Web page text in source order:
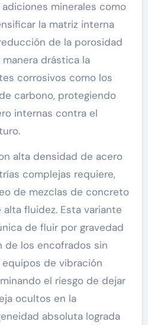
minerales como
la matriz interna
de la porosidad
drástica la
corrosivos como los
carbono, protegiendo
internas contra el
alta densidad de acero
complejas requiere,
de mezclas de concreto
fluidez. Esta variante
de fluir por gravedad
de los encofrados sin
de vibración
el riesgo de dejar
ocultos en la
absoluta lograda